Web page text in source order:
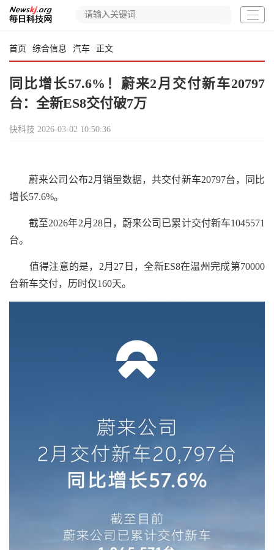
首页 综合信息 汽车 正文
同比增长57.6%！蔚来2月交付新车20797
台：全新ES8交付破7万
快科技 2026-03-02 10:50:36
蔚来公司公布2月销量数据，共交付新车20797台，同比
增长57.6%。
截至2026年2月28日，蔚来公司已累计交付新车1045571
台。
值得注意的是，2月27日，全新ES8在温州完成第70000
台新车交付，历时仅160天。